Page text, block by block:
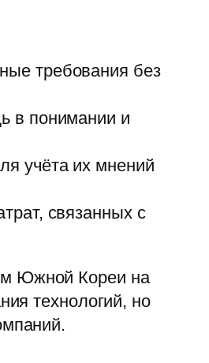
требования без
в понимании и
учёта их мнений
связанных с
Южной Кореи на
технологий, но